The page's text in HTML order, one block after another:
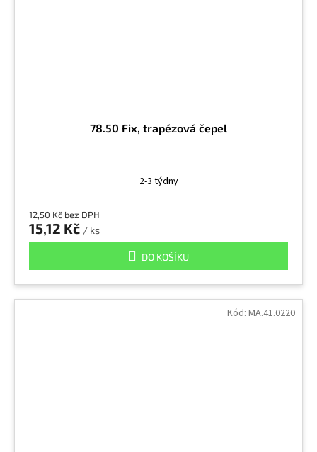
78.50 Fix, trapézová čepel
2-3 týdny
12,50 Kč bez DPH
15,12 Kč / ks
DO KOŠÍKU
Kód: MA.41.0220